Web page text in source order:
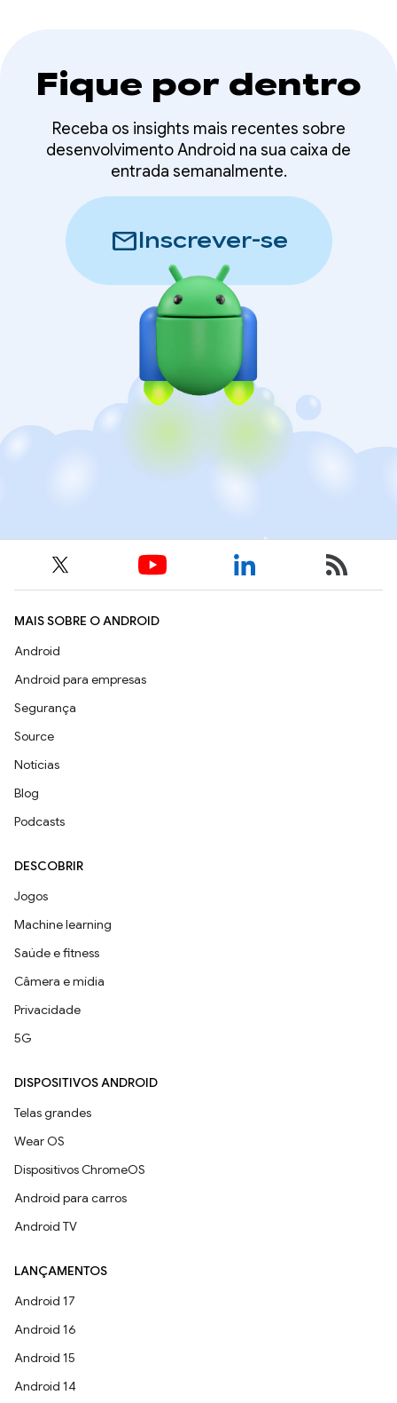
Fique por dentro
Receba os insights mais recentes sobre
desenvolvimento Android na sua caixa de
entrada semanalmente.
mailInscrever-se
MAIS SOBRE O ANDROID
Android
Android para empresas
Segurança
Source
Notícias
Blog
Podcasts
DESCOBRIR
Jogos
Machine learning
Saúde e fitness
Câmera e mídia
Privacidade
5G
DISPOSITIVOS ANDROID
Telas grandes
Wear OS
Dispositivos ChromeOS
Android para carros
Android TV
LANÇAMENTOS
Android 17
Android 16
Android 15
Android 14